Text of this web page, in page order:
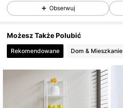
4,88 4.3K Obserwujący
Obserwuj
Możesz Także Polubić
Rekomendowane Dom & Mieszkanie